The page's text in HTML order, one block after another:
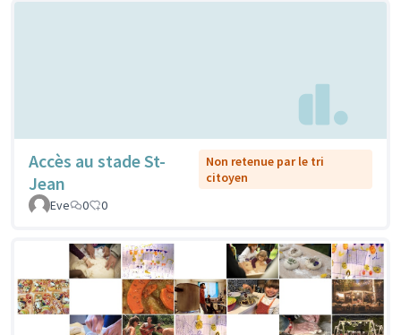
Accès au stade St-
Jean
Non retenue par le tri
citoyen
Eve
0 0